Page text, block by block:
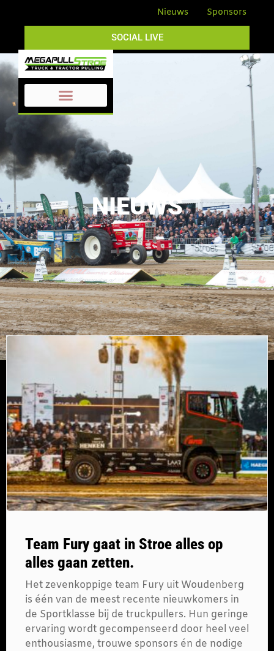
Nieuws Sponsors
SOCIAL LIVE
NIEUWS
Team Fury gaat in Stroe alles op
alles gaan zetten.
Het zevenkoppige team Fury uit Woudenberg
is één van de meest recente nieuwkomers in
de Sportklasse bij de truckpullers. Hun geringe
ervaring wordt gecompenseerd door heel veel
enthousiasme, trouwe sponsors én de nodige